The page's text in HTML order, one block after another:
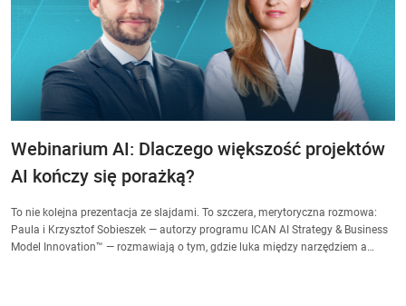
Webinarium AI: Dlaczego większość projektów
AI kończy się porażką?
To nie kolejna prezentacja ze slajdami. To szczera, merytoryczna rozmowa:
Paula i Krzysztof Sobieszek — autorzy programu ICAN AI Strategy & Business
Model Innovation™ — rozmawiają o tym, gdzie luka między narzędziem a